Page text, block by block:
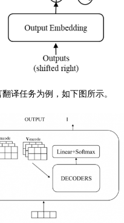
译任务为例，如下图所示。